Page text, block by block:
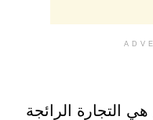
التجارة الرائجة